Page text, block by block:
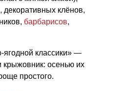
декоративных клёнов,
барбарисов,
ягодной классики» —
крыжовник: осенью их
простого.